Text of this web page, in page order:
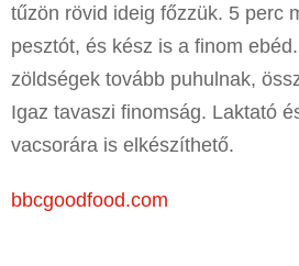
tűzön rövid ideig főzzük. 5 perc
pesztót, és kész is a finom
zöldségek tovább puhulnak,
Igaz tavaszi finomság. Laktató
vacsorára is elkészíthető.
bbcgoodfood.com